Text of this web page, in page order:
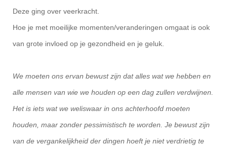
Deze ging over veerkracht.
Hoe je met moeilijke momenten/veranderingen omgaat is ook
van grote invloed op je gezondheid en je geluk.
We moeten ons ervan bewust zijn dat alles wat we hebben en
alle mensen van wie we houden op een dag zullen verdwijnen.
Het is iets wat we weliswaar in ons achterhoofd moeten
houden, maar zonder pessimistisch te worden. Je bewust zijn
van de vergankelijkheid der dingen hoeft je niet verdrietig te